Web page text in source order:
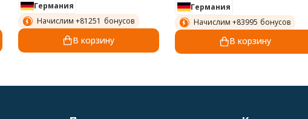
Германия
Начислим +81251 бонусов
В корзину
Германия
Начислим +83995 бонусов
В корзину